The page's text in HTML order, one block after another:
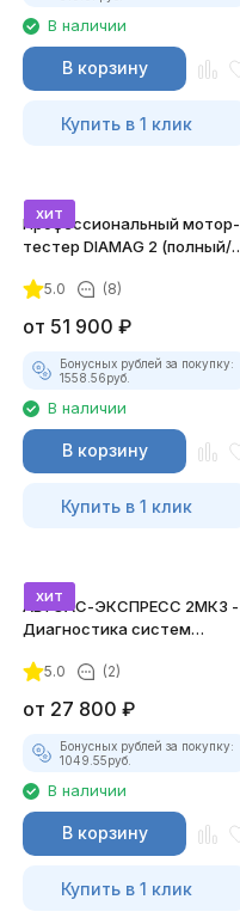
В наличии
В корзину
Купить в 1 клик
хит
Профессиональный мотор-
тестер DIAMAG 2 (полный/
5.0 (8)
от 51 900 ₽
Бонусных рублей за покупку:
1558.56руб.
В наличии
В корзину
Купить в 1 клик
хит
АВТОАС-ЭКСПРЕСС 2МК3 -
Диагностика систем
5.0 (2)
от 27 800 ₽
Бонусных рублей за покупку:
1049.55руб.
В наличии
В корзину
Купить в 1 клик